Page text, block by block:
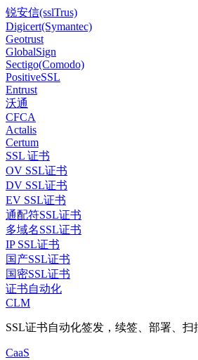
锐安信(sslTrus)
Digicert(Symantec)
Geotrust
GlobalSign
Sectigo(Comodo)
PositiveSSL
Entrust
沃通
CFCA
Actalis
Certum
SSL 证书
OV SSL证书
DV SSL证书
EV SSL证书
通配符SSL证书
多域名SSL证书
IP SSL证书
国产SSL证书
国密SSL证书
证书自动化
CLM
SSL证书自动化签发，续签、部署、扫
CaaS